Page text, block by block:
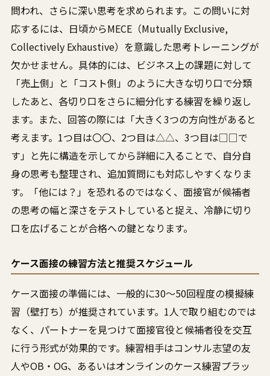
問われ、さらに深い思考を求められます。この問いに対
応するには、日頃からMECE（Mutually Exclusive,
Collectively Exhaustive）を意識した思考トレーニングが
欠かせません。具体的には、ビジネス上の課題に対して
「売上側」と「コスト側」のように大きな切り口で分類
したあと、各切り口をさらに細分化する練習を繰り返し
ます。また、回答の際には「大きく3つの方向性があると
考えます。1つ目は〇〇、2つ目は△△、3つ目は□□で
す」と先に構造を示してから詳細に入ることで、自分自
身の思考も整理され、追加質問にも対応しやすくなりま
す。「他には？」を恐れるのではなく、面接官が候補者
の思考の幅と深さをテストしていると捉え、冷静に切り
口を広げることが合格への鍵となります。
ケース面接の練習方法と推奨スケジュール
ケース面接の準備には、一般的に30〜50回程度の模擬練
習（壁打ち）が推奨されています。1人で取り組むのでは
なく、パートナーを見つけて面接官役と候補者役を交互
に行う形式が効果的です。練習相手はコンサル志望の友
人やOB・OG、あるいはオンラインのケース練習プラッ